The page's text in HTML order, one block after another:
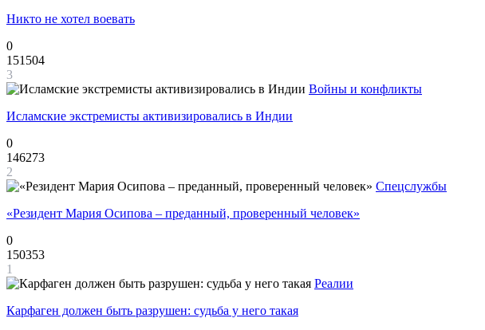
Никто не хотел воевать
0
151504
3
Войны и конфликты
Исламские экстремисты активизировались в Индии
0
146273
2
Спецслужбы
«Резидент Мария Осипова – преданный, проверенный человек»
0
150353
1
Реалии
Карфаген должен быть разрушен: судьба у него такая